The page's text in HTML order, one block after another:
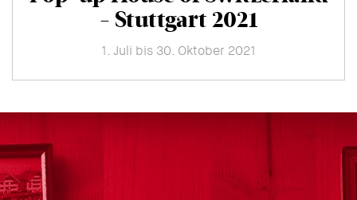
- Stuttgart 2021
1. Juli bis 30. Oktober 2021